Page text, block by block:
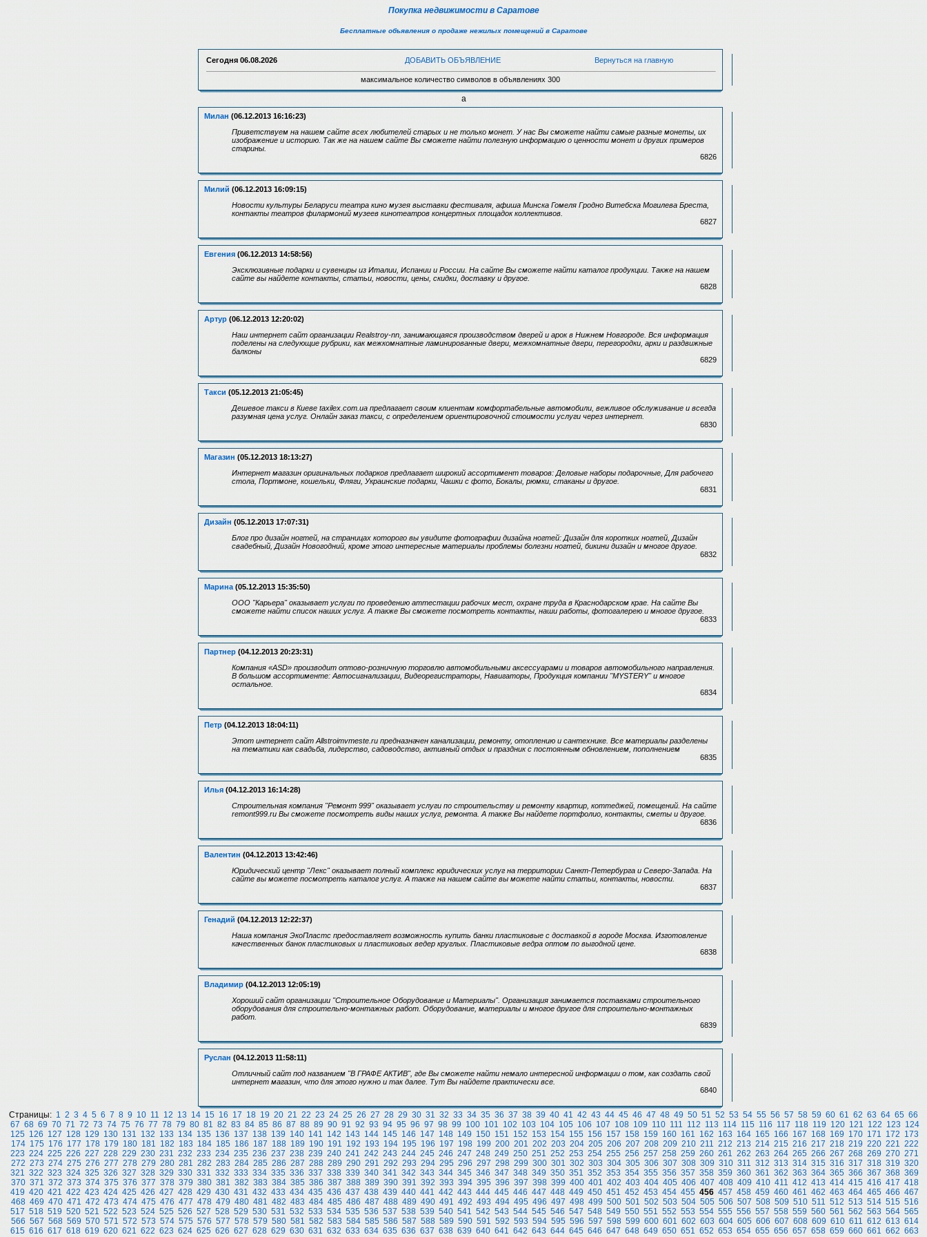
Покупка недвижимости в Саратове
Бесплатные объявления о продаже нежилых помещений в Саратове
Сегодня 06.08.2026 ДОБАВИТЬ ОБЪЯВЛЕНИЕ Вернуться на главную
максимальное количество символов в объявлениях 300
а
Милан (06.12.2013 16:16:23)
Приветствуем на нашем сайте всех любителей старых и не только монет. У нас Вы сможете найти самые разные монеты, их
изображение и историю. Так же на нашем сайте Вы сможете найти полезную информацию о ценности монет и других примеров
старины.
6826
Милий (06.12.2013 16:09:15)
Новости культуры Беларуси театра кино музея выставки фестиваля, афиша Минска Гомеля Гродно Витебска Могилева Бреста,
контакты театров филармоний музеев кинотеатров концертных площадок коллективов.
6827
Евгения (06.12.2013 14:58:56)
Эксклюзивные подарки и сувениры из Италии, Испании и России. На сайте Вы сможете найти каталог продукции. Также на нашем
сайте вы найдете контакты, статьи, новости, цены, скидки, доставку и другое.
6828
Артур (06.12.2013 12:20:02)
Наш интернет сайт организации Realstroy-nn, занимающаяся производством дверей и арок в Нижнем Новгороде. Вся информация
поделены на следующие рубрики, как межкомнатные ламинированные двери, межкомнатные двери, перегородки, арки и раздвижные
балконы
6829
Такси (05.12.2013 21:05:45)
Дешевое такси в Киеве taxilex.com.ua предлагает своим клиентам комфортабельные автомобили, вежливое обслуживание и всегда
разумная цена услуг. Онлайн заказ такси, с определением ориентировочной стоимости услуги через интернет.
6830
Магазин (05.12.2013 18:13:27)
Интернет магазин оригинальных подарков предлагает широкий ассортимент товаров: Деловые наборы подарочные, Для рабочего
стола, Портмоне, кошельки, Фляги, Украинские подарки, Чашки с фото, Бокалы, рюмки, стаканы и другое.
6831
Дизайн (05.12.2013 17:07:31)
Блог про дизайн ногтей, на страницах которого вы увидите фотографии дизайна ногтей: Дизайн для коротких ногтей, Дизайн
свадебный, Дизайн Новогодний, кроме этого интересные материалы проблемы болезни ногтей, бикини дизайн и многое другое.
6832
Марина (05.12.2013 15:35:50)
ООО "Карьера" оказывает услуги по проведению аттестации рабочих мест, охране труда в Краснодарском крае. На сайте Вы
сможете найти список наших услуг. А также Вы сможете посмотреть контакты, наши работы, фотогалерею и многое другое.
6833
Партнер (04.12.2013 20:23:31)
Компания «ASD» производит оптово-розничную торговлю автомобильными аксессуарами и товаров автомобильного направления.
В большом ассортименте: Автосигнализации, Видеорегистраторы, Навигаторы, Продукция компании "MYSTERY" и многое
остальное.
6834
Петр (04.12.2013 18:04:11)
Этот интернет сайт Allstroimvmeste.ru предназначен канализации, ремонту, отоплению и сантехнике. Все материалы разделены
на тематики как свадьба, лидерство, садоводство, активный отдых и праздник с постоянным обновлением, пополнением
6835
Илья (04.12.2013 16:14:28)
Строительная компания "Ремонт 999" оказывает услуги по строительству и ремонту квартир, коттеджей, помещений. На сайте
remont999.ru Вы сможете посмотреть виды наших услуг, ремонта. А также Вы найдете портфолио, контакты, сметы и другое.
6836
Валентин (04.12.2013 13:42:46)
Юридический центр "Лекс" оказывает полный комплекс юридических услуг на территории Санкт-Петербурга и Северо-Запада. На
сайте вы можете посмотреть каталог услуг. А также на нашем сайте вы можете найти статьи, контакты, новости.
6837
Генадий (04.12.2013 12:22:37)
Наша компания ЭкоПластс предоставляет возможность купить банки пластиковые с доставкой в городе Москва. Изготовление
качественных банок пластиковых и пластиковых ведер круглых. Пластиковые ведра оптом по выгодной цене.
6838
Владимир (04.12.2013 12:05:19)
Хороший сайт организации "Строительное Оборудование и Материалы". Организация занимается поставками строительного
оборудования для строительно-монтажных работ. Оборудование, материалы и многое другое для строительно-монтажных
работ.
6839
Руслан (04.12.2013 11:58:11)
Отличный сайт под названием "В ГРАФЕ АКТИВ", где Вы сможете найти немало интересной информации о том, как создать свой
интернет магазин, что для этого нужно и так далее. Тут Вы найдете практически все.
6840
Страницы: 1 2 3 4 5 6 7 8 9 10 11 12 13 14 15 16 17 18 19 20 21 22 23 24 25 26 27 28 29 30 31 32 33 34 35 36 37 38 39 40 41 42 43 44 45 46 47 48 49 50 51 52 53 54 55 56 57 58 59 60 61 62 63 64 65 66
67 68 69 70 71 72 73 74 75 76 77 78 79 80 81 82 83 84 85 86 87 88 89 90 91 92 93 94 95 96 97 98 99 100 101 102 103 104 105 106 107 108 109 110 111 112 113 114 115 116 117 118 119 120 121 122 123 124
125 126 127 128 129 130 131 132 133 134 135 136 137 138 139 140 141 142 143 144 145 146 147 148 149 150 151 152 153 154 155 156 157 158 159 160 161 162 163 164 165 166 167 168 169 170 171 172 173
174 175 176 177 178 179 180 181 182 183 184 185 186 187 188 189 190 191 192 193 194 195 196 197 198 199 200 201 202 203 204 205 206 207 208 209 210 211 212 213 214 215 216 217 218 219 220 221 222
223 224 225 226 227 228 229 230 231 232 233 234 235 236 237 238 239 240 241 242 243 244 245 246 247 248 249 250 251 252 253 254 255 256 257 258 259 260 261 262 263 264 265 266 267 268 269 270 271
272 273 274 275 276 277 278 279 280 281 282 283 284 285 286 287 288 289 290 291 292 293 294 295 296 297 298 299 300 301 302 303 304 305 306 307 308 309 310 311 312 313 314 315 316 317 318 319 320
321 322 323 324 325 326 327 328 329 330 331 332 333 334 335 336 337 338 339 340 341 342 343 344 345 346 347 348 349 350 351 352 353 354 355 356 357 358 359 360 361 362 363 364 365 366 367 368 369
370 371 372 373 374 375 376 377 378 379 380 381 382 383 384 385 386 387 388 389 390 391 392 393 394 395 396 397 398 399 400 401 402 403 404 405 406 407 408 409 410 411 412 413 414 415 416 417 418
419 420 421 422 423 424 425 426 427 428 429 430 431 432 433 434 435 436 437 438 439 440 441 442 443 444 445 446 447 448 449 450 451 452 453 454 455 456 457 458 459 460 461 462 463 464 465 466 467
468 469 470 471 472 473 474 475 476 477 478 479 480 481 482 483 484 485 486 487 488 489 490 491 492 493 494 495 496 497 498 499 500 501 502 503 504 505 506 507 508 509 510 511 512 513 514 515 516
517 518 519 520 521 522 523 524 525 526 527 528 529 530 531 532 533 534 535 536 537 538 539 540 541 542 543 544 545 546 547 548 549 550 551 552 553 554 555 556 557 558 559 560 561 562 563 564 565
566 567 568 569 570 571 572 573 574 575 576 577 578 579 580 581 582 583 584 585 586 587 588 589 590 591 592 593 594 595 596 597 598 599 600 601 602 603 604 605 606 607 608 609 610 611 612 613 614
615 616 617 618 619 620 621 622 623 624 625 626 627 628 629 630 631 632 633 634 635 636 637 638 639 640 641 642 643 644 645 646 647 648 649 650 651 652 653 654 655 656 657 658 659 660 661 662 663